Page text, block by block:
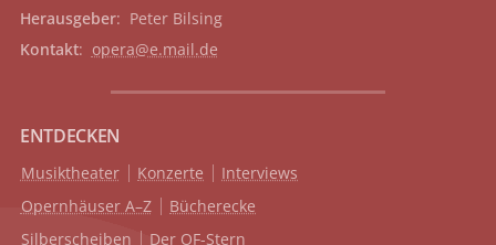
Herausgeber: Peter Bilsing
Kontakt: opera@e.mail.de
ENTDECKEN
Musiktheater Konzerte
Interviews
Opernhäuser A–Z
Bücherecke
Silberscheiben
Der OF-Stern